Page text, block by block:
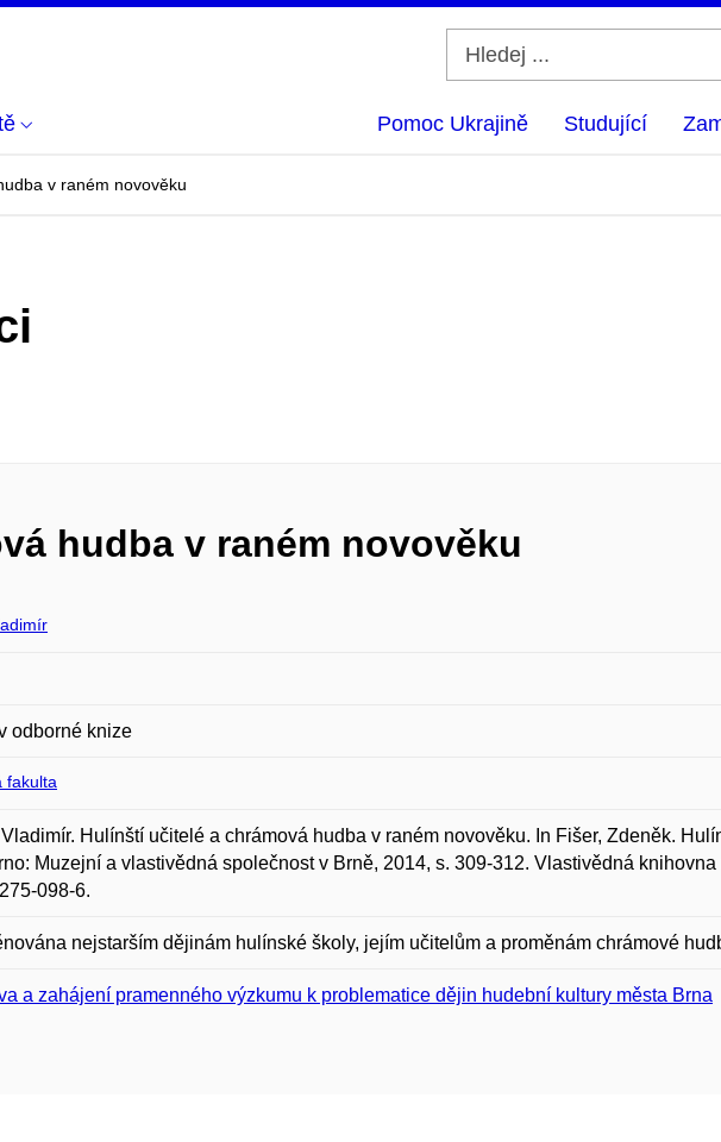
Pomoc Ukrajině Studující
v raném novověku
hudba v raném novověku
odborné knize
fakulta
Hulínští učitelé a chrámová hudba v raném novověku. In Fišer, Zdeněk.
Muzejní a vlastivědná společnost v Brně, 2014, s. 309-312. Vlastivědná knihovna
098-6.
nejstarším dějinám hulínské školy, jejím učitelům a proměnám chrámové
a zahájení pramenného výzkumu k problematice dějin hudební kultury města Brna